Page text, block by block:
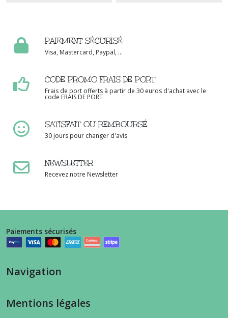
PAIEMENT SÉCURISÉ
Visa, Mastercard, Paypal, ...
CODE PROMO FRAIS DE PORT
Frais de port offerts à partir de 30 euros d'achat avec le
code FRAIS DE PORT
SATISFAIT OU REMBOURSÉ
30 jours pour changer d'avis
NEWSLETTER
Recevez notre Newsletter
Paiements sécurisés
Navigation
Mentions légales